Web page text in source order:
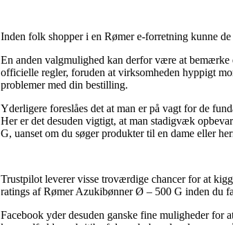
Inden folk shopper i en Rømer e-forretning kunne
En anden valgmulighed kan derfor være at
officielle regler, foruden at virksomheden hyppigt
problemer med din bestilling.
Yderligere foreslåes det at man er på vagt for de
Her er det desuden vigtigt, at man stadigvæk
G, uanset om du søger produkter til en dame eller
Trustpilot leverer visse troværdige chancer for at
ratings af Rømer Azukibønner Ø – 500 G inden du
Facebook yder desuden ganske fine muligheder for